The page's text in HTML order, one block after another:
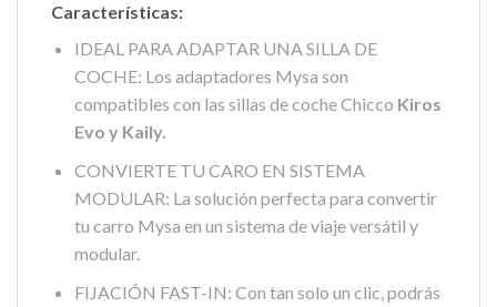
Características:
IDEAL PARA ADAPTAR UNA SILLA DE
COCHE: Los adaptadores Mysa son
compatibles con las sillas de coche Chicco Kiros
Evo y Kaily.
CONVIERTE TU CARO EN SISTEMA
MODULAR: La solución perfecta para convertir
tu carro Mysa en un sistema de viaje versátil y
modular.
FIJACIÓN FAST-IN: Con tan solo un clic, podrás